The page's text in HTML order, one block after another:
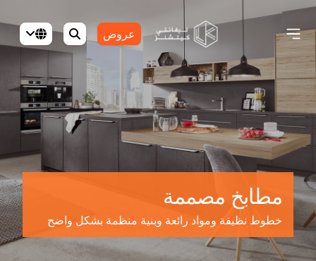
عروض
مطابخ مصممة
خطوط نظيفة ومواد رائعة وبنية منظمة بشكل واضح